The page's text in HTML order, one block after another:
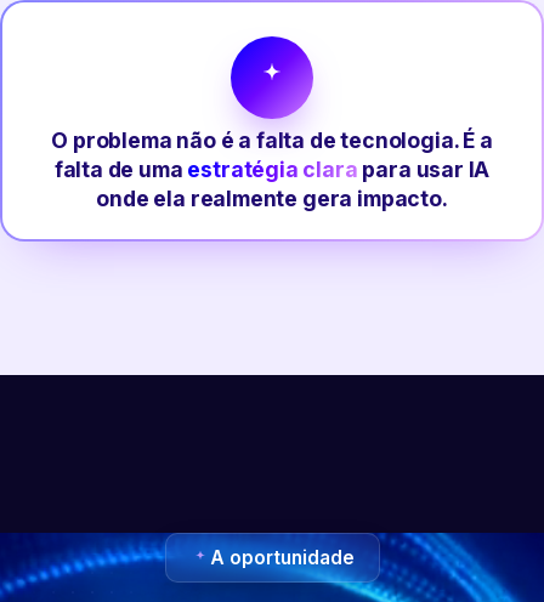
O problema não é a falta de tecnologia. É a
falta de uma estratégia clara para usar IA
onde ela realmente gera impacto.
A oportunidade